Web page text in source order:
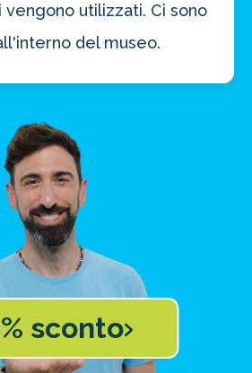
utilizzati. Ci sono
del museo.
sconto